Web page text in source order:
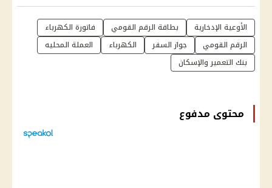
الأوعية الإدخارية بطاقة الرقم القومي
فاتورة الكهرباء
الرقم القومي
جواز السفر الكهرباء
العملة المحليه
بنك التعمير والإسكان
محتوى مدفوع